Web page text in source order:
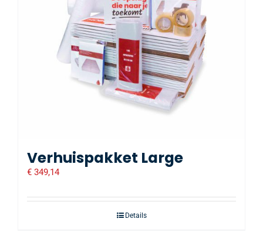
Verhuispakket Large
€ 349,14
Details